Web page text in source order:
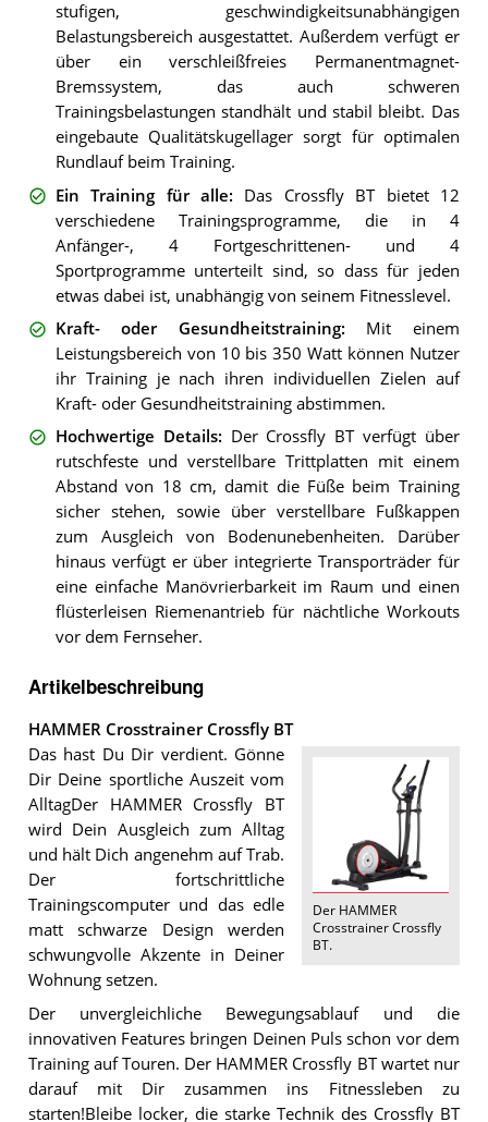
stufigen, geschwindigkeitsunabhängigen
Belastungsbereich ausgestattet. Außerdem verfügt er
über ein verschleißfreies Permanentmagnet-
Bremssystem, das auch schweren
Trainingsbelastungen standhält und stabil bleibt. Das
eingebaute Qualitätskugellager sorgt für optimalen
Rundlauf beim Training.
Ein Training für alle: Das Crossfly BT bietet 12
verschiedene Trainingsprogramme, die in 4
Anfänger-, 4 Fortgeschrittenen- und 4
Sportprogramme unterteilt sind, so dass für jeden
etwas dabei ist, unabhängig von seinem Fitnesslevel.
Kraft- oder Gesundheitstraining: Mit einem
Leistungsbereich von 10 bis 350 Watt können Nutzer
ihr Training je nach ihren individuellen Zielen auf
Kraft- oder Gesundheitstraining abstimmen.
Hochwertige Details: Der Crossfly BT verfügt über
rutschfeste und verstellbare Trittplatten mit einem
Abstand von 18 cm, damit die Füße beim Training
sicher stehen, sowie über verstellbare Fußkappen
zum Ausgleich von Bodenunebenheiten. Darüber
hinaus verfügt er über integrierte Transporträder für
eine einfache Manövrierbarkeit im Raum und einen
flüsterleisen Riemenantrieb für nächtliche Workouts
vor dem Fernseher.
Artikelbeschreibung
HAMMER Crosstrainer Crossfly BT
Der HAMMER
Crosstrainer Crossfly
BT.
Das hast Du Dir verdient. Gönne
Dir Deine sportliche Auszeit vom
AlltagDer HAMMER Crossfly BT
wird Dein Ausgleich zum Alltag
und hält Dich angenehm auf Trab.
Der fortschrittliche
Trainingscomputer und das edle
matt schwarze Design werden
schwungvolle Akzente in Deiner
Wohnung setzen.
Der unvergleichliche Bewegungsablauf und die
innovativen Features bringen Deinen Puls schon vor dem
Training auf Touren. Der HAMMER Crossfly BT wartet nur
darauf mit Dir zusammen ins Fitnessleben zu
starten!Bleibe locker, die starke Technik des Crossfly BT